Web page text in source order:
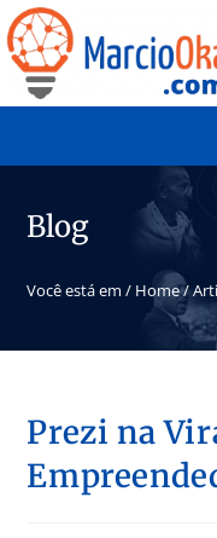
Blog
Você está em / Home/
Prezi na